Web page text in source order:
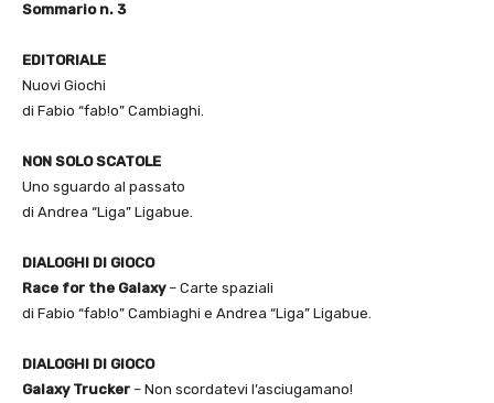
Sommario n. 3
EDITORIALE
Nuovi Giochi
di Fabio “fab!o” Cambiaghi.
NON SOLO SCATOLE
Uno sguardo al passato
di Andrea “Liga” Ligabue.
DIALOGHI DI GIOCO
Race for the Galaxy– Carte spaziali
di Fabio “fab!o” Cambiaghi e Andrea “Liga” Ligabue.
DIALOGHI DI GIOCO
Galaxy Trucker – Non scordatevi l’asciugamano!